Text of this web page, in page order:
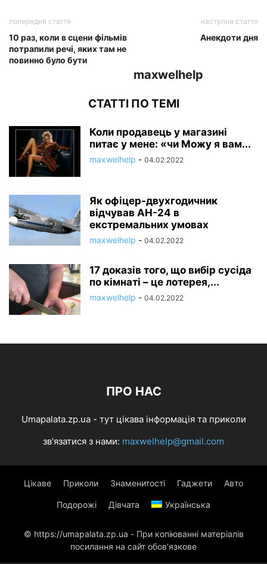
попередня стаття
10 раз, коли в сцени фільмів
потрапили речі, яких там не
повинно було бути
наступна стаття
Анекдоти дня
maxwelhelp
СТАТТІ ПО ТЕМІ
Коли продавець у магазині
питає у мене: «чи Можу я вам...
maxwelhelp - 04.02.2022
Як офіцер-двухгодичник
відчував АН-24 в
екстремальних умовах
maxwelhelp - 04.02.2022
17 доказів того, що вибір сусіда
по кімнаті – це лотерея,...
maxwelhelp - 04.02.2022
ПРО НАС
Umapalata.zp.ua - тут цікава інформація та приколи
зв'язатися з нами: maxwelhelp@gmail.com
Цікаве Приколи Знаменитості Гаджети Авто
Подорожі Дівчата Українська
© https://umapalata.zp.ua - При копіюванні матеріалів
посилання на сайт обов'язкове